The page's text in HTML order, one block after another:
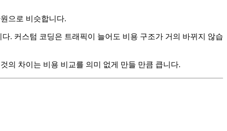
으로 비슷합니다.
. 커스텀 코딩은 트래픽이 늘어도 비용 구조가 거의 바뀌지 않습
의 차이는 비용 비교를 의미 없게 만들 만큼 큽니다.